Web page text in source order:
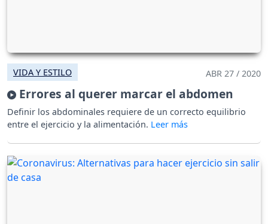
VIDA Y ESTILO ABR 27 / 2020
Errores al querer marcar el abdomen
Definir los abdominales requiere de un correcto equilibrio
entre el ejercicio y la alimentación.